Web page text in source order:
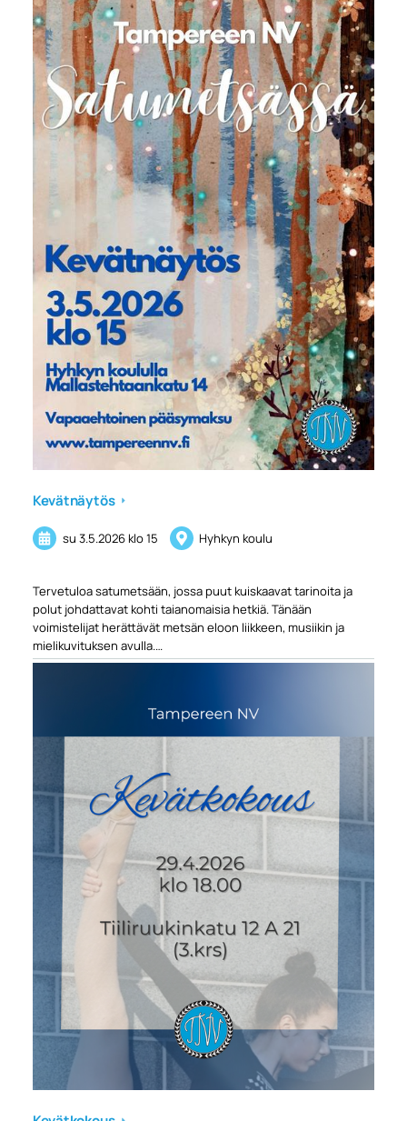
Kevätnäytös
su 3.5.2026klo 15 Hyhkyn koulu
Tervetuloa satumetsään, jossa puut kuiskaavat tarinoita ja
polut johdattavat kohti taianomaisia hetkiä. Tänään
voimistelijat herättävät metsän eloon liikkeen, musiikin ja
mielikuvituksen avulla.…